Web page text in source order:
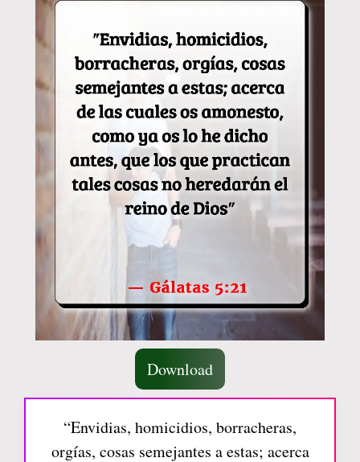
Download
“Envidias, homicidios, borracheras,
orgías, cosas semejantes a estas; acerca